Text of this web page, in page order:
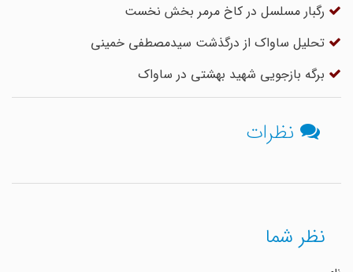
رگبار مسلسل در کاخ مرمر بخش نخست
تحلیل ساواک از درگذشت سیدمصطفی خمینی
برگه بازجویی شهید بهشتی در ساواک
نظرات
نظر شما